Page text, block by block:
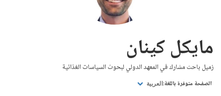
مايكل كينان
زميل باحث مشارك في المعهد الدولي لبحوث السياسات الغذائية
الصفحة متوفرة باللغة: العربية